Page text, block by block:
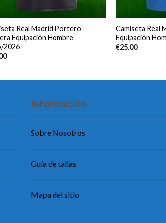
Real Madrid Portero
Equipación Hombre
2026
Camiseta Real
Equipación
€25.00
Información
Sobre Nosotros
Guía de tallas
Mapa del sitio